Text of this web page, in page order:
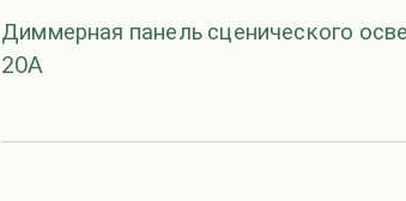
Диммерная панель сценического
20A